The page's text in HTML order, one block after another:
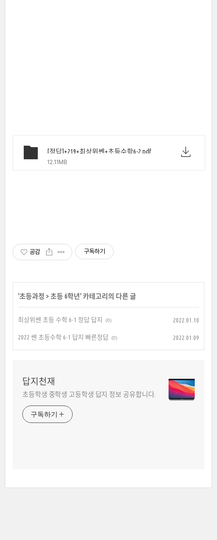
[정답]+219+최상위쎈+초등수학6-2.pdf
12.11MB
공감 구독하기
'초등과정 > 초등 6학년' 카테고리의 다른 글
최상위쎈 초등 수학 6-1 정답 답지 (0) 2022.01.10
2022 쎈 초등수학 6-1 답지 빠른정답 (0) 2022.01.09
답지천재
초등학생 중학생 고등학생 답지 정보 공유합니다.
구독하기